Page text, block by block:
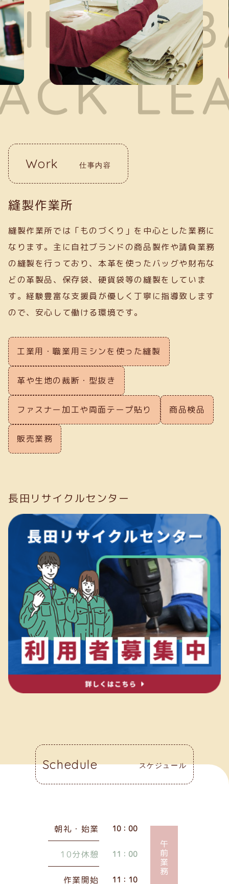
Work 仕事内容
縫製作業所
縫製作業所では「ものづくり」を中心とした業務に
なります。主に自社ブランドの商品製作や請負業務
の縫製を行っており、本革を使ったバッグや財布な
どの革製品、保存袋、硬貨袋等の縫製をしていま
す。経験豊富な支援員が優しく丁寧に指導致します
ので、安心して働ける環境です。
工業用・職業用ミシンを使った縫製
革や生地の裁断・型抜き
ファスナー加工や両面テープ貼り 商品検品
販売業務
長田リサイクルセンター
Schedule スケジュール
朝礼・始業 10：00
10分休憩 11：00
作業開始 11：10
午前業務